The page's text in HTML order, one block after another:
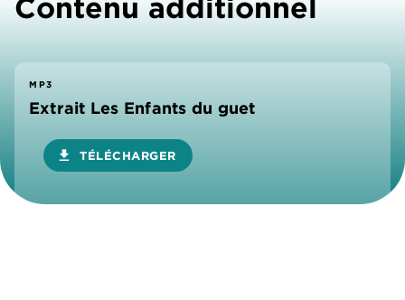
Contenu additionnel
MP3
Extrait Les Enfants du guet
download TÉLÉCHARGER